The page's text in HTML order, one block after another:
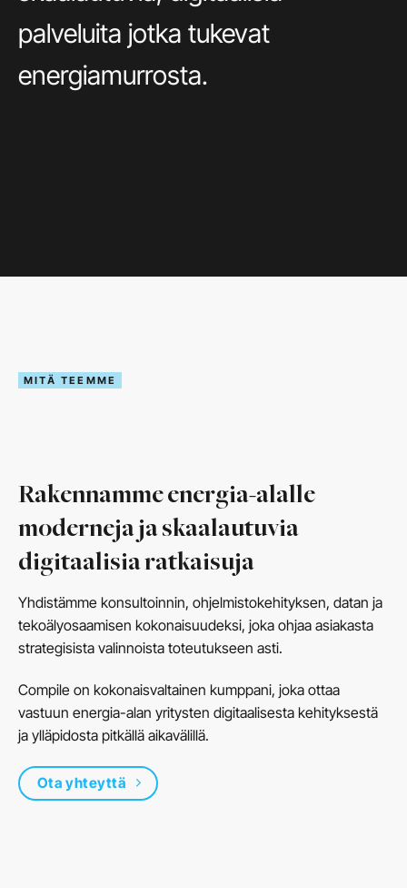
palveluita jotka tukevat
energiamurrosta.
MITÄ TEEMME
Rakennamme energia-alalle
moderneja ja skaalautuvia
digitaalisia ratkaisuja
Yhdistämme konsultoinnin, ohjelmistokehityksen, datan ja
tekoälyosaamisen kokonaisuudeksi, joka ohjaa asiakasta
strategisista valinnoista toteutukseen asti.
Compile on kokonaisvaltainen kumppani, joka ottaa
vastuun energia-alan yritysten digitaalisesta kehityksestä
ja ylläpidosta pitkällä aikavälillä.
Ota yhteyttä